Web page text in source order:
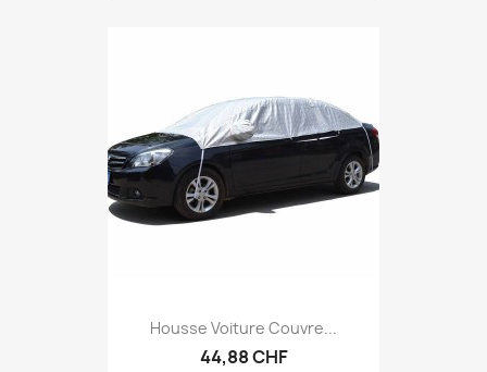
Housse Voiture Couvre...
44,88 CHF